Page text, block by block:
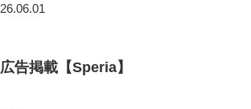
26.06.01
広告掲載【Speria】